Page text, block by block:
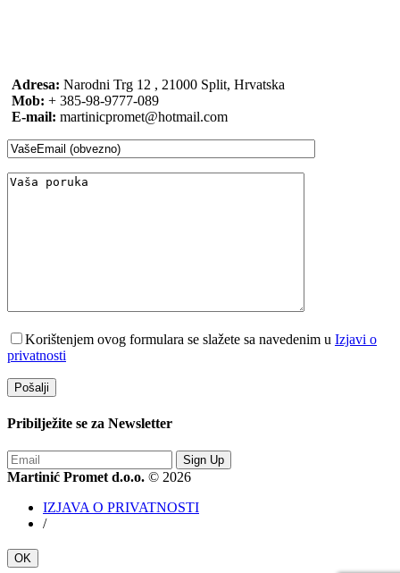
Adresa: Narodni Trg 12 , 21000 Split, Hrvatska
Mob: + 385-98-9777-089
E-mail: martinicpromet@hotmail.com
Korištenjem ovog formulara se slažete sa navedenim u Izjavi o
privatnosti
Pribilježite se za Newsletter
Sign Up
Martinić Promet d.o.o. © 2026
IZJAVA O PRIVATNOSTI
/
OK